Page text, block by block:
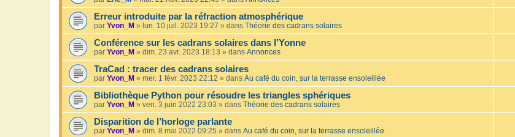
Erreur introduite par la réfraction atmosphérique
par Yvon_M » lun. 10 juil. 2023 19:27 » dans Théorie des cadrans solaires
Conférence sur les cadrans solaires dans l’Yonne
par Yvon_M » dim. 23 avr. 2023 18:13 » dans Annonces
TraCad : tracer des cadrans solaires
par Yvon_M » mer. 1 févr. 2023 22:12 » dans Au café du coin, sur la terrasse ensoleillée
Bibliothèque Python pour résoudre les triangles sphériques
par Yvon_M » ven. 3 juin 2022 23:03 » dans Théorie des cadrans solaires
Disparition de l’horloge parlante
par Yvon_M » dim. 8 mai 2022 09:25 » dans Au café du coin, sur la terrasse ensoleillée